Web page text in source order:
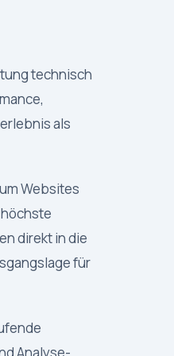
technisch
als
Websites
direkt in die
für